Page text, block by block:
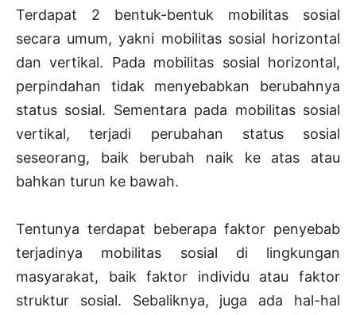
Terdapat 2 bentuk-bentuk mobilitas sosial
secara umum, yakni mobilitas sosial horizontal
dan vertikal. Pada mobilitas sosial horizontal,
perpindahan tidak menyebabkan berubahnya
status sosial. Sementara pada mobilitas sosial
vertikal, terjadi perubahan status sosial
seseorang, baik berubah naik ke atas atau
bahkan turun ke bawah.
Tentunya terdapat beberapa faktor penyebab
terjadinya mobilitas sosial di lingkungan
masyarakat, baik faktor individu atau faktor
struktur sosial. Sebaliknya, juga ada hal-hal